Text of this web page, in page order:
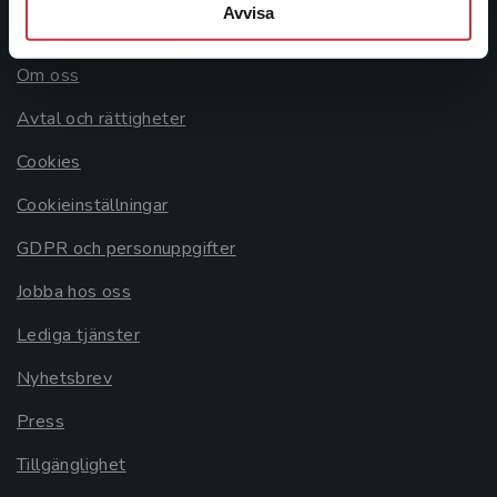
Avvisa
Om oss
Avtal och rättigheter
Cookies
Cookieinställningar
GDPR och personuppgifter
Jobba hos oss
Lediga tjänster
Nyhetsbrev
Press
Tillgänglighet